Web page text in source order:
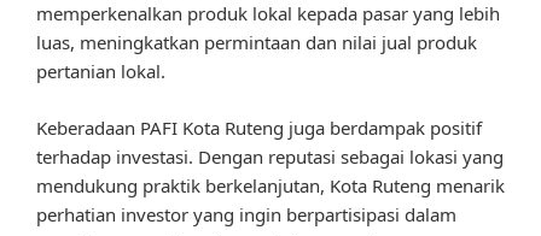
memperkenalkan produk lokal kepada pasar yang lebih
luas, meningkatkan permintaan dan nilai jual produk
pertanian lokal.
Keberadaan PAFI Kota Ruteng juga berdampak positif
terhadap investasi. Dengan reputasi sebagai lokasi yang
mendukung praktik berkelanjutan, Kota Ruteng menarik
perhatian investor yang ingin berpartisipasi dalam